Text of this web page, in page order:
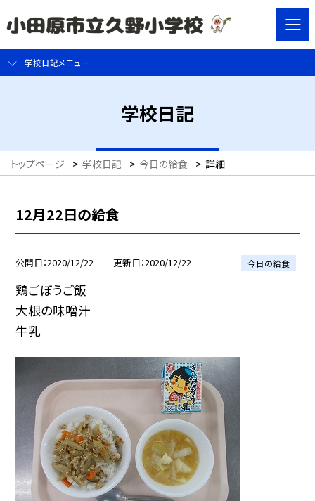
学校日記メニュー
学校日記
トップページ > 学校日記 > 今日の給食 > 詳細
12月22日の給食
公開日 2020/12/22 更新日 2020/12/22 今日の給食
鶏ごぼうご飯
大根の味噌汁
牛乳